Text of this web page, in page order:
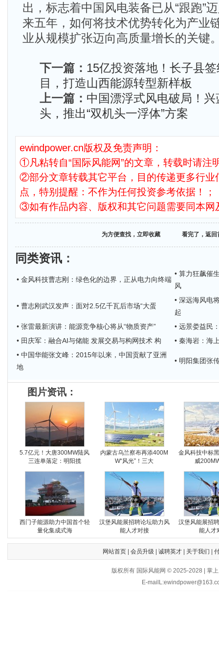
出，标志着中国风电装备已从“跟跑”
来五年，如何将技术优势转化为产业
业从规模扩张迈向高质量增长的关键
下一篇： 15亿投资落地！长子县
目，打造山西能源转型新样板
上一篇： 中国漂浮式风电破局！
头，推出“双机头一浮体”方案
ewindpower.cn版权及免责声明：
①凡粘转自“国际风能网”的文章，转载时请注
②部分文章转载其它平台，目的传递更多行业
点，特别提醒：不作为任何投资参考依据！；
③如有作品内容、版权和其它问题需要同本网
为方便查找，立即收藏 看完了，返回
同类资讯 ：
• 金风科技曹志刚：绿色化的边界，正从电力向终端
• 算力狂飙催
风
• 曹志刚武汉发声：面对2.5亿千瓦后市场“大蛋
• 深远海风电
起
• 张雷最新演讲：能源竞争核心将从“物质资产”
• 远景娄益民
• 田庆军：融合AI与储能 发展交易与构网技术 构
• 秦海岩：海
• 中国华能张文峰：2015年以来，中国贡献了亚洲
地
• 明阳集团张
图片资讯：
5.7亿元！大唐300MW陆风
三连单落定：明阳揽
内蒙古乌兰察布再添400M
W“风光”！三大
金风科技中标
威
西门子能源助力中国首个轻
量化集成式海
汉堡风能展招聘论坛助力风
能人才对接
汉堡风能展招
能人才
网站首页| 会员升级 诚聘英才| 关于我们
版权所有 国际风能网 © 2025-2028 | 掌
E-